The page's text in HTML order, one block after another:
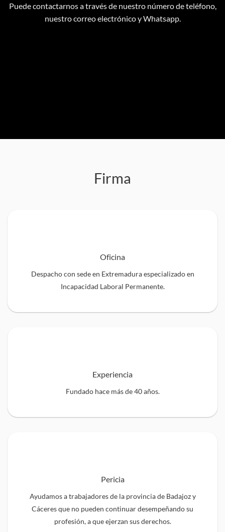
Puede contactarnos a través de nuestro número de teléfono,
nuestro correo electrónico y Whatsapp.
Firma
Oficina
Despacho con sede en Extremadura especializado en
Incapacidad Laboral Permanente.
Experiencia
Fundado hace más de 40 años.
Pericia
Ayudamos a trabajadores de la provincia de Badajoz y
Cáceres que no pueden continuar desempeñando su
profesión, a que ejerzan sus derechos.